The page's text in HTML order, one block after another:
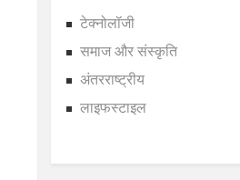
टेक्नोलॉजी
समाज और संस्कृति
अंतरराष्ट्रीय
लाइफस्टाइल